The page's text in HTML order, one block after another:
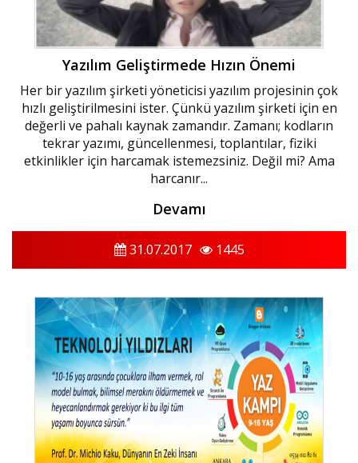
Yazılım Geliştirmede Hızın Önemi
Her bir yazılım şirketi yöneticisi yazılım projesinin çok
hızlı geliştirilmesini ister. Çünkü yazılım şirketi için en
değerli ve pahalı kaynak zamandır. Zamanı; kodların
tekrar yazımı, güncellenmesi, toplantılar, fiziki
etkinlikler için harcamak istemezsiniz. Değil mi? Ama
harcanır...
Devamı
31.07.2017 1445